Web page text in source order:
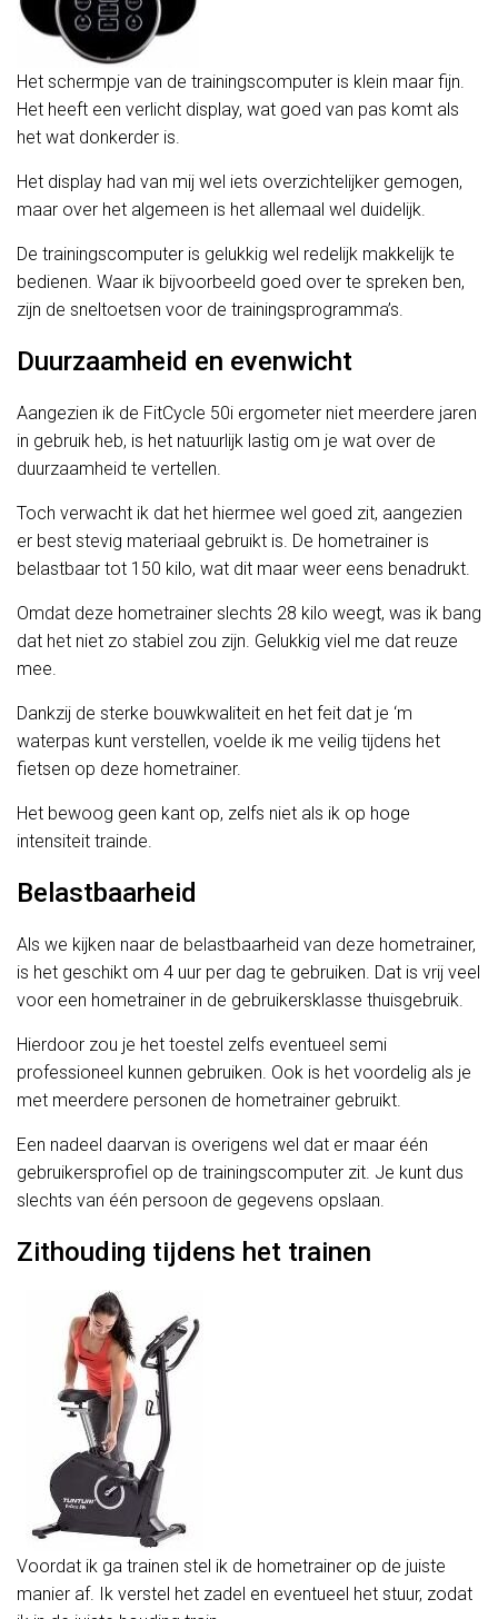
Het schermpje van de trainingscomputer is klein maar fijn.
Het heeft een verlicht display, wat goed van pas komt als
het wat donkerder is.
Het display had van mij wel iets overzichtelijker gemogen,
maar over het algemeen is het allemaal wel duidelijk.
De trainingscomputer is gelukkig wel redelijk makkelijk te
bedienen. Waar ik bijvoorbeeld goed over te spreken ben,
zijn de sneltoetsen voor de trainingsprogramma’s.
Duurzaamheid en evenwicht
Aangezien ik de FitCycle 50i ergometer niet meerdere jaren
in gebruik heb, is het natuurlijk lastig om je wat over de
duurzaamheid te vertellen.
Toch verwacht ik dat het hiermee wel goed zit, aangezien
er best stevig materiaal gebruikt is. De hometrainer is
belastbaar tot 150 kilo, wat dit maar weer eens benadrukt.
Omdat deze hometrainer slechts 28 kilo weegt, was ik bang
dat het niet zo stabiel zou zijn. Gelukkig viel me dat reuze
mee.
Dankzij de sterke bouwkwaliteit en het feit dat je ‘m
waterpas kunt verstellen, voelde ik me veilig tijdens het
fietsen op deze hometrainer.
Het bewoog geen kant op, zelfs niet als ik op hoge
intensiteit trainde.
Belastbaarheid
Als we kijken naar de belastbaarheid van deze hometrainer,
is het geschikt om 4 uur per dag te gebruiken. Dat is vrij veel
voor een hometrainer in de gebruikersklasse thuisgebruik.
Hierdoor zou je het toestel zelfs eventueel semi
professioneel kunnen gebruiken. Ook is het voordelig als je
met meerdere personen de hometrainer gebruikt.
Een nadeel daarvan is overigens wel dat er maar één
gebruikersprofiel op de trainingscomputer zit. Je kunt dus
slechts van één persoon de gegevens opslaan.
Zithouding tijdens het trainen
Voordat ik ga trainen stel ik de hometrainer op de juiste
manier af. Ik verstel het zadel en eventueel het stuur, zodat